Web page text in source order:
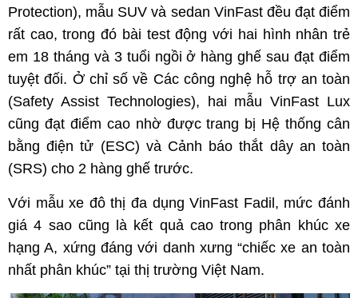
Protection), mẫu SUV và sedan VinFast đều đạt điểm
rất cao, trong đó bài test động với hai hình nhân trẻ
em 18 tháng và 3 tuổi ngồi ở hàng ghế sau đạt điểm
tuyệt đối. Ở chỉ số về Các công nghệ hỗ trợ an toàn
(Safety Assist Technologies), hai mẫu VinFast Lux
cũng đạt điểm cao nhờ được trang bị Hệ thống cân
bằng điện tử (ESC) và Cảnh báo thắt dây an toàn
(SRS) cho 2 hàng ghế trước.
Với mẫu xe đô thị đa dụng VinFast Fadil, mức đánh
giá 4 sao cũng là kết quả cao trong phân khúc xe
hạng A, xứng đáng với danh xưng “chiếc xe an toàn
nhất phân khúc” tại thị trường Việt Nam.